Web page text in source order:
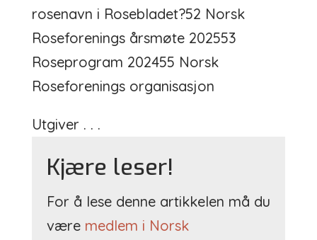
rosenavn i Rosebladet?52 Norsk
Roseforenings årsmøte 202553
Roseprogram 202455 Norsk
Roseforenings organisasjon
Utgiver . . .
Kjære leser!
For å lese denne artikkelen må du
være medlem i Norsk